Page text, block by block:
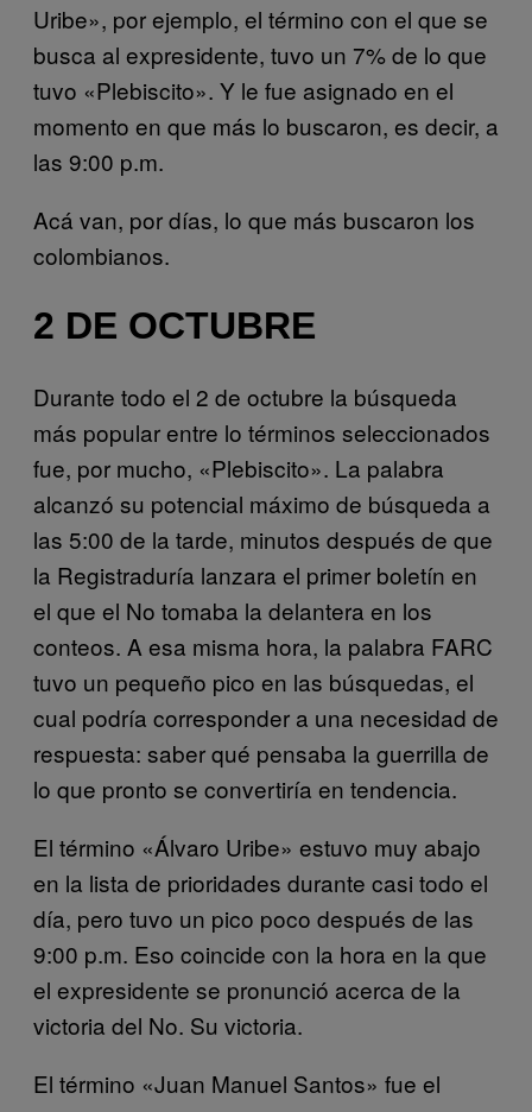
Uribe», por ejemplo, el término con el que se
busca al expresidente, tuvo un 7% de lo que
tuvo «Plebiscito». Y le fue asignado en el
momento en que más lo buscaron, es decir, a
las 9:00 p.m.
Acá van, por días, lo que más buscaron los
colombianos.
2 DE OCTUBRE
Durante todo el 2 de octubre la búsqueda
más popular entre lo términos seleccionados
fue, por mucho, «Plebiscito». La palabra
alcanzó su potencial máximo de búsqueda a
las 5:00 de la tarde, minutos después de que
la Registraduría lanzara el primer boletín en
el que el No tomaba la delantera en los
conteos. A esa misma hora, la palabra FARC
tuvo un pequeño pico en las búsquedas, el
cual podría corresponder a una necesidad de
respuesta: saber qué pensaba la guerrilla de
lo que pronto se convertiría en tendencia.
El término «Álvaro Uribe» estuvo muy abajo
en la lista de prioridades durante casi todo el
día, pero tuvo un pico poco después de las
9:00 p.m. Eso coincide con la hora en la que
el expresidente se pronunció acerca de la
victoria del No. Su victoria.
El término «Juan Manuel Santos» fue el